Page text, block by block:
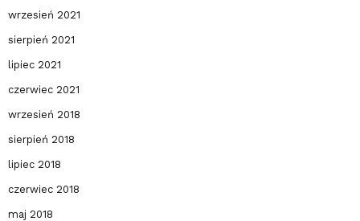
wrzesień 2021
sierpień 2021
lipiec 2021
czerwiec 2021
wrzesień 2018
sierpień 2018
lipiec 2018
czerwiec 2018
maj 2018